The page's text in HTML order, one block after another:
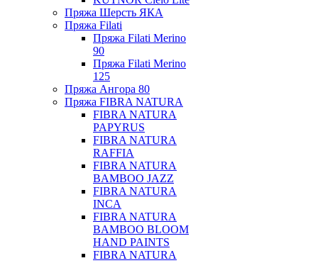
Пряжа Шерсть ЯКА
Пряжа Filati
Пряжа Filati Merino
90
Пряжа Filati Merino
125
Пряжа Ангора 80
Пряжа FIBRA NATURA
FIBRA NATURA
PAPYRUS
FIBRA NATURA
RAFFIA
FIBRA NATURA
BAMBOO JAZZ
FIBRA NATURA
INCA
FIBRA NATURA
BAMBOO BLOOM
HAND PAINTS
FIBRA NATURA